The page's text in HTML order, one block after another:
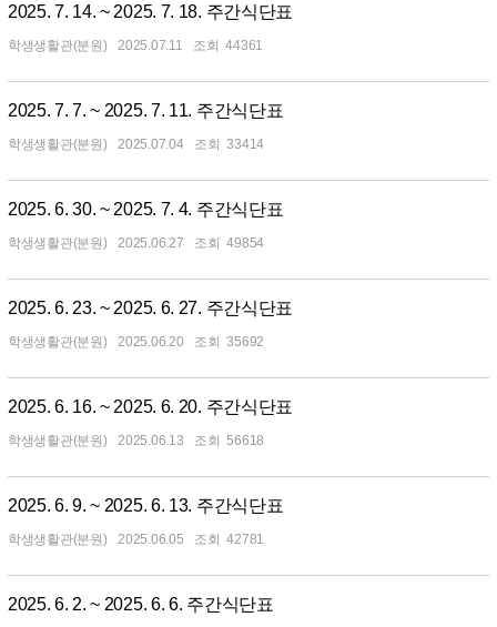
2025. 7. 14. ~ 2025. 7. 18. 주간식단표
학생생활관(분원) 2025.07.11 44361
2025. 7. 7. ~ 2025. 7. 11. 주간식단표
학생생활관(분원) 2025.07.04 33414
2025. 6. 30. ~ 2025. 7. 4. 주간식단표
학생생활관(분원) 2025.06.27 49854
2025. 6. 23. ~ 2025. 6. 27. 주간식단표
학생생활관(분원) 2025.06.20 35692
2025. 6. 16. ~ 2025. 6. 20. 주간식단표
학생생활관(분원) 2025.06.13 56618
2025. 6. 9. ~ 2025. 6. 13. 주간식단표
학생생활관(분원) 2025.06.05 42781
2025. 6. 2. ~ 2025. 6. 6. 주간식단표